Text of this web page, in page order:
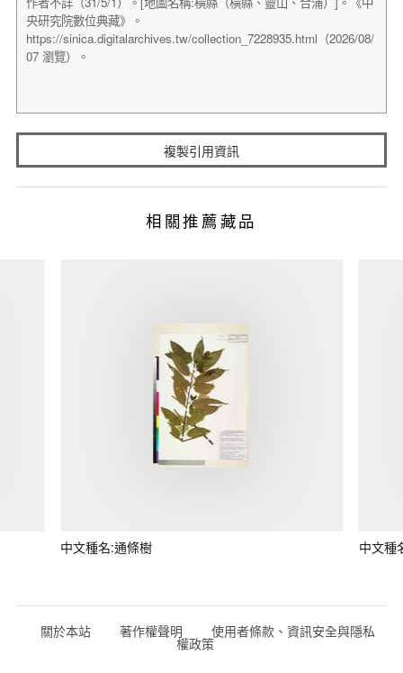
複製引用資訊
相關推薦藏品
中文種名:通條樹 中文種
關於本站 著作權聲明 使用者條款、資訊安全與隱私
權政策